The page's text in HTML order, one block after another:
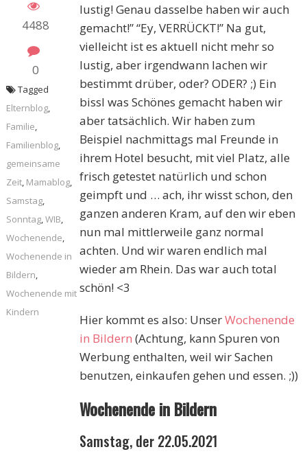
4488
0
lustig! Genau dasselbe haben wir auch
gemacht!” “Ey, VERRÜCKT!” Na gut,
vielleicht ist es aktuell nicht mehr so
lustig, aber irgendwann lachen wir
bestimmt drüber, oder? ODER? ;) Ein
bissl was Schönes gemacht haben wir
aber tatsächlich. Wir haben zum
Beispiel nachmittags mal Freunde in
ihrem Hotel besucht, mit viel Platz, alle
frisch getestet natürlich und schon
geimpft und … ach, ihr wisst schon, den
ganzen anderen Kram, auf den wir eben
nun mal mittlerweile ganz normal
achten. Und wir waren endlich mal
wieder am Rhein. Das war auch total
schön! <3
Hier kommt es also: UnserWochenende
in Bildern (Achtung, kann Spuren von
Werbung enthalten, weil wir Sachen
benutzen, einkaufen gehen und essen. ;))
Wochenende in Bildern
Samstag, der 22.05.2021
Tagged
Elternblog,
Familie,
Familienblog,
gemeinsame
Zeit, Mamablog,
Samstag,
Sonntag,WIB,
Wochenende,
Wochenende in
Bildern,
Wochenende mit
Kindern